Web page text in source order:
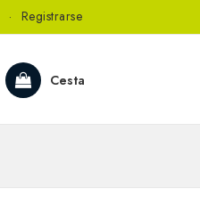
· Registrarse
Cesta